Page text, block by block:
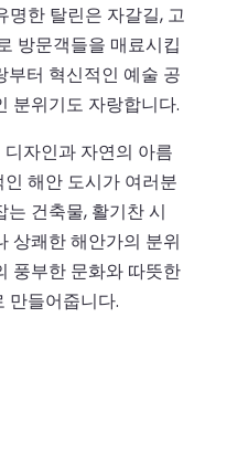
명한 탈린은 자갈길, 고
방문객들을 매료시킵
부터 혁신적인 예술 공
분위기도 자랑합니다.
자인과 자연의 아름
해안 도시가 여러분
건축물, 활기찬 시
상쾌한 해안가의 분위
풍부한 문화와 따뜻한
만들어줍니다.